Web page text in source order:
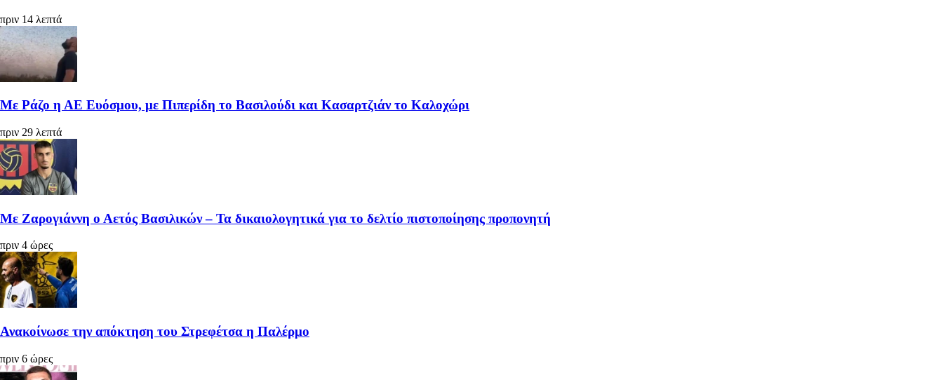
πριν 14 λεπτά
Με Ράζο η ΑΕ Ευόσμου, με Πιπερίδη το Βασιλούδι και Κασαρτζιάν το Καλοχώρι
πριν 29 λεπτά
Με Ζαρογιάννη ο Αετός Βασιλικών – Τα δικαιολογητικά για το δελτίο πιστοποίησης προπονητή
πριν 4 ώρες
Ανακοίνωσε την απόκτηση του Στρεφέτσα η Παλέρμο
πριν 6 ώρες